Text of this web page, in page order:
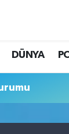
DÜNYA